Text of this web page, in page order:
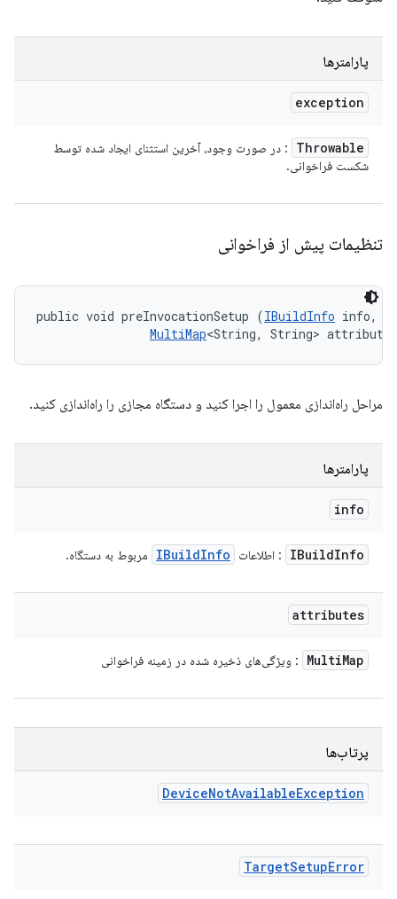
پارامترها
exception
Throwable
: در صورت وجود، آخرین استثنای ایجاد شده توسط
شکست فراخوانی.
تنظیمات پیش از فراخوانی
public void preInvocationSetup (IBuildInfo info,
MultiMap<String, String>
مراحل راه‌اندازی معمول را اجرا کنید و دستگاه مجازی را راه‌اندازی کنید.
پارامترها
info
IBuildInfo : اطلاعات IBuildInfo مربوط به دستگاه.
attributes
MultiMap : ویژگی‌های ذخیره شده در زمینه فراخوانی
پرتاب‌ها
DeviceNotAvailableException
TargetSetupError